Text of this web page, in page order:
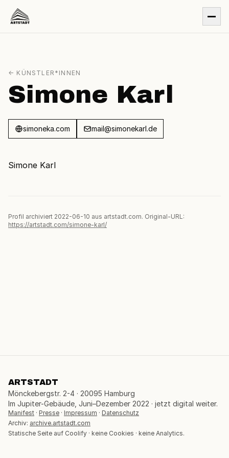
← KÜNSTLER*INNEN
Simone Karl
simoneka.com mail@simonekarl.de
Simone Karl
Profil archiviert 2022-06-10 aus artstadt.com. Original-URL:
https://artstadt.com/simone-karl/
ARTSTADT
Mönckebergstr. 2-4 · 20095 Hamburg
Im Jupiter-Gebäude, Juni–Dezember 2022 · jetzt digital weiter.
Manifest · Presse · Impressum · Datenschutz
Archiv: archive.artstadt.com
Statische Seite auf Coolify · keine Cookies · keine Analytics.